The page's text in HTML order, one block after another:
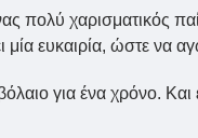
πολύ χαρισματικός
μία ευκαιρία, ώστε να
για ένα χρόνο. Και